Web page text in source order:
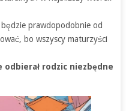
prawdopodobnie od
bo wszyscy maturzyści
odbierał rodzic niezbędne